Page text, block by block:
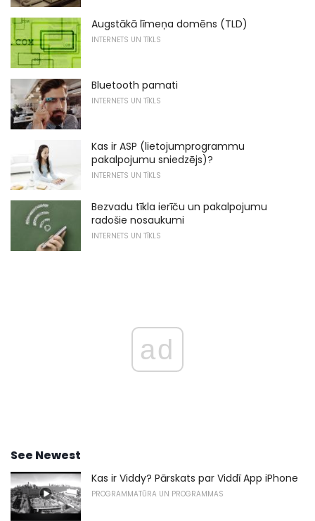
Augstākā līmeņa domēns (TLD)
INTERNETS UN TĪKLS
Bluetooth pamati
INTERNETS UN TĪKLS
Kas ir ASP (lietojumprogrammu
pakalpojumu sniedzējs)?
INTERNETS UN TĪKLS
Bezvadu tīkla ierīču un pakalpojumu
radošie nosaukumi
INTERNETS UN TĪKLS
ad
See Newest
Kas ir Viddy? Pārskats par Viddī App iPhone
PROGRAMMATŪRA UN PROGRAMMAS